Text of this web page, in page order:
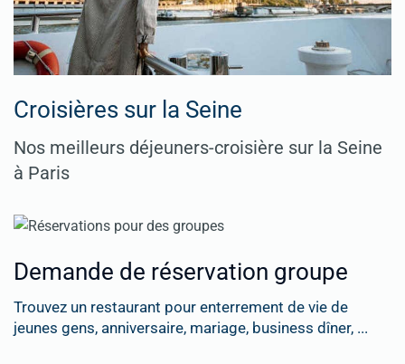
Croisières sur la Seine
Nos meilleurs déjeuners-croisière sur la Seine
à Paris
Demande de réservation groupe
Trouvez un restaurant pour enterrement de vie de
jeunes gens, anniversaire, mariage, business dîner, ...